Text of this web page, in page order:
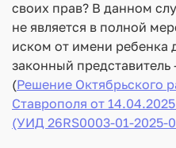
своих прав? В данном
не является в полной
иском от имени ребенка
законный представитель
(Решение Октябрьского
Ставрополя от
(УИД 26RS0003-01-2025-